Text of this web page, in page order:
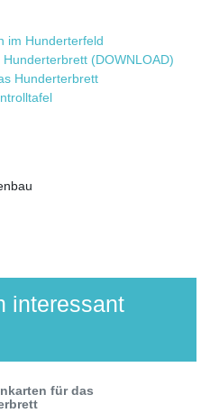
im Hunderterfeld
(DOWNLOAD)
Hunderterbrett
interessant
für das